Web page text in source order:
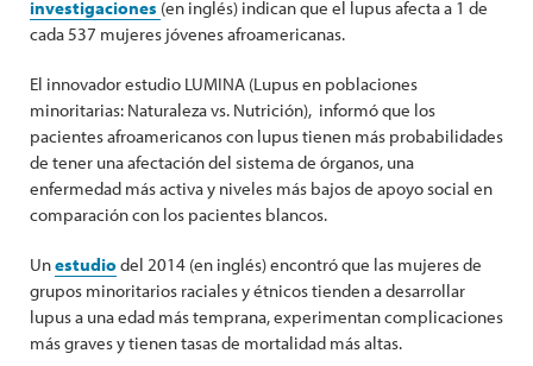
investigaciones (en inglés) indican que el lupus afecta a 1 de
cada 537 mujeres jóvenes afroamericanas.
El innovador estudio LUMINA (Lupus en poblaciones
minoritarias: Naturaleza vs. Nutrición), informó que los
pacientes afroamericanos con lupus tienen más probabilidades
de tener una afectación del sistema de órganos, una
enfermedad más activa y niveles más bajos de apoyo social en
comparación con los pacientes blancos.
Unestudiodel 2014 (en inglés) encontró que las mujeres de
grupos minoritarios raciales y étnicos tienden a desarrollar
lupus a una edad más temprana, experimentan complicaciones
más graves y tienen tasas de mortalidad más altas.